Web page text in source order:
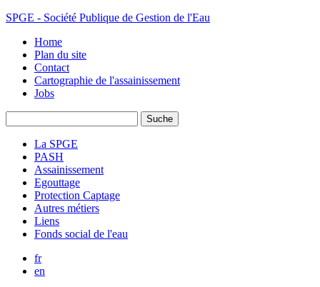
SPGE - Société Publique de Gestion de l'Eau
Home
Plan du site
Contact
Cartographie de l'assainissement
Jobs
La SPGE
PASH
Assainissement
Egouttage
Protection Captage
Autres métiers
Liens
Fonds social de l'eau
fr
en